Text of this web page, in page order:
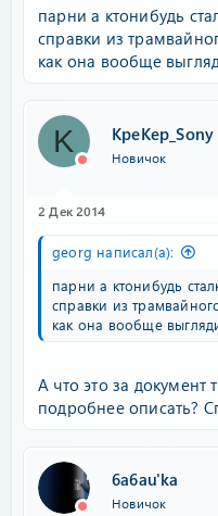
парни а ктонибудь
справки из
как она вообще
K KpeKep_Sony
Новичок
2 Дек 2014
georg написал(а):
парни а ктонибудь
справки из
как она вообще
А что это за
подробнее описать?
6a6au'ka
Новичок